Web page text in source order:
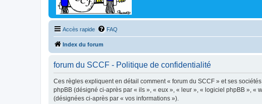
Accès rapide FAQ
Index du forum
forum du SCCF - Politique de confidentialité
Ces règles expliquent en détail comment « forum du SCCF » et ses
phpBB (désigné ci-après par « ils », « eux », « leur », « logiciel phpBB »,
(désignées ci-après par « vos informations »).